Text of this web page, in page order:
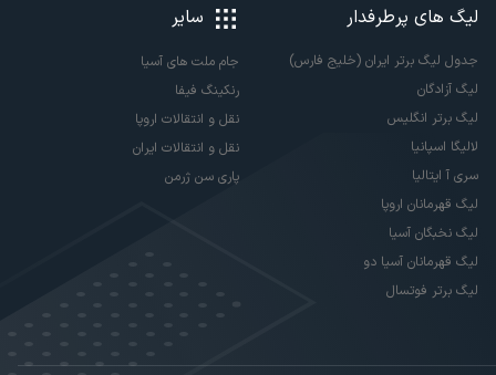
لیگ های پرطرفدار
جدول لیگ برتر ایران (خلیج فارس)
لیگ آزادگان
لیگ برتر انگلیس
لالیگا اسپانیا
سری آ ایتالیا
لیگ قهرمانان اروپا
لیگ نخبگان آسیا
لیگ قهرمانان آسیا دو
لیگ برتر فوتسال
سایر
جام ملت های آسیا
رنکینگ فیفا
نقل و انتقالات اروپا
نقل و انتقالات ایران
پاری سن ژرمن